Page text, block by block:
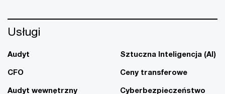
Usługi
Audyt
CFO
Audyt wewnętrzny
Sztuczna Inteligencja (AI)
Ceny transferowe
Cyberbezpieczeństwo